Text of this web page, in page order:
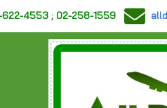
4553 ; 02-258-1559